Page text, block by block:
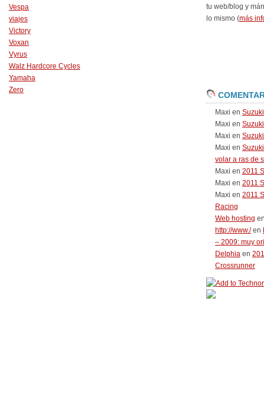
Vespa
viajes
Victory
Voxan
Vyrus
Walz Hardcore Cycles
Yamaha
Zero
tu web/blog y
lo mismo (más
Maxi en
Maxi en
Maxi en
Maxi en
volar a ras de
Maxi en 2011
Maxi en 2011
Maxi en 2011
Racing
Web hosting
http://www./en
– 2009: muy
Delphia en
Crossrunner